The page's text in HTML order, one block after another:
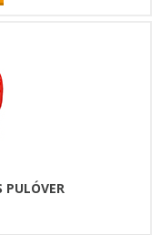
PULÓVER